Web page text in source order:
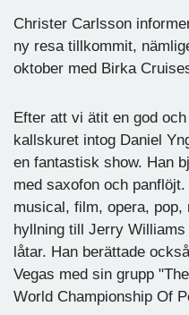
Christer Carlsson
ny resa tillkommit,
oktober med Birka
Efter att vi ätit en god
kallskuret intog Daniel
en fantastisk show. Han
med saxofon och
musical, film, opera,
hyllning till Jerry
låtar. Han berättade
Vegas med sin grupp
World Championship Of